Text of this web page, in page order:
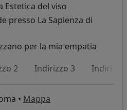
Estetica del viso
presso La Sapienza di
per la mia empatia
2 Indirizzo 3 Indirizzo 4
• Mappa